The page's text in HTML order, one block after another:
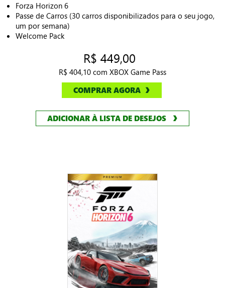
Forza Horizon 6
Passe de Carros (30 carros disponibilizados para o seu jogo,
um por semana)
Welcome Pack
R$ 449,00
R$ 404,10 com XBOX Game Pass
COMPRAR AGORA
ADICIONAR À LISTA DE DESEJOS